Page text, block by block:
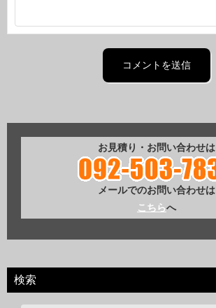
お見積り・お問い合わせは
メールでのお問い合わせは
こちらへ
検索